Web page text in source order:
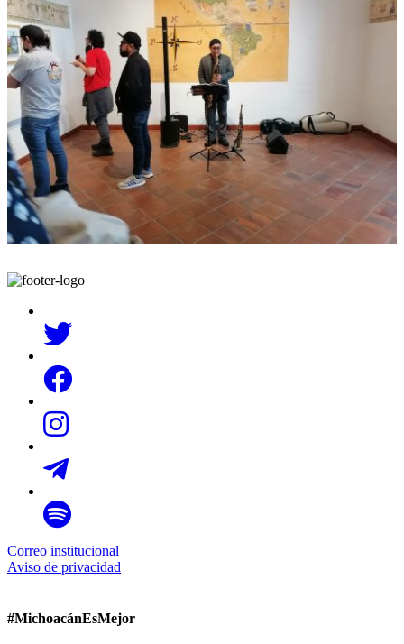
Correo institucional
Aviso de privacidad
#MichoacánEsMejor